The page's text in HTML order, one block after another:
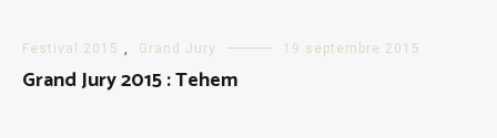
Festival 2015 Grand Jury 19 septembre 2015
Grand Jury 2015 : Tehem